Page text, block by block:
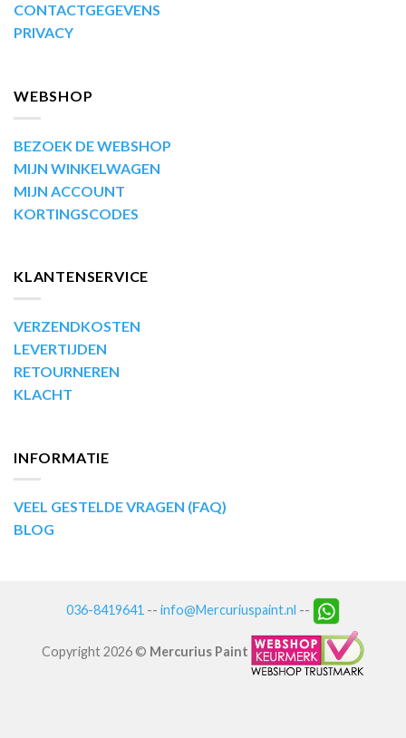
CONTACTGEGEVENS
PRIVACY
WEBSHOP
BEZOEK DE WEBSHOP
MIJN WINKELWAGEN
MIJN ACCOUNT
KORTINGSCODES
KLANTENSERVICE
VERZENDKOSTEN
LEVERTIJDEN
RETOURNEREN
KLACHT
INFORMATIE
VEEL GESTELDE VRAGEN (FAQ)
BLOG
036-8419641 -- info@Mercuriuspaint.nl --
Copyright 2026 © Mercurius Paint